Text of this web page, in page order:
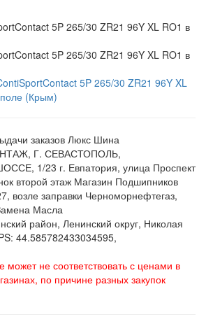
заказов Люкс Шина
Г. СЕВАСТОПОЛЬ,
1/23 г. Евпатория, улица Проспект
второй этаж Магазин Подшипников
возле заправки Черноморнефтегаз,
Масла
район, Ленинский округ, Николая
44.585782433034595,
не соответствовать с ценами в
по причине разных закупок